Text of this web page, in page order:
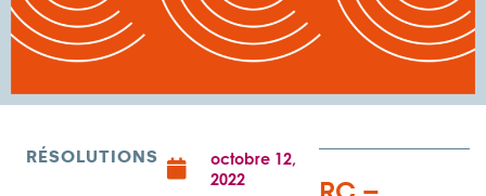
RÉSOLUTIONS
octobre 12,
2022